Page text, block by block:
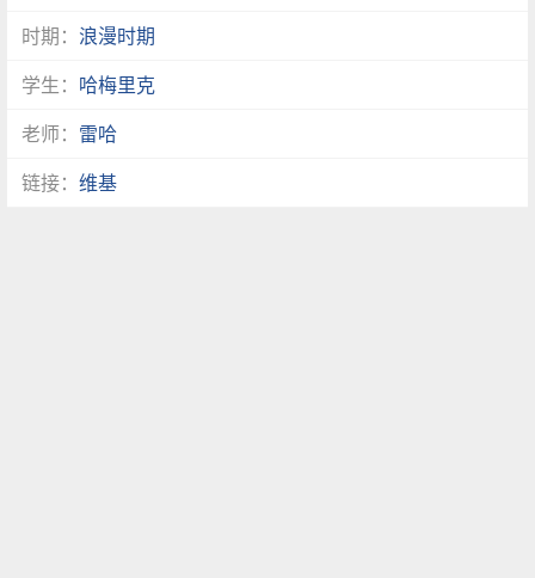
时期： 浪漫时期
学生： 哈梅里克
老师： 雷哈
链接：维基